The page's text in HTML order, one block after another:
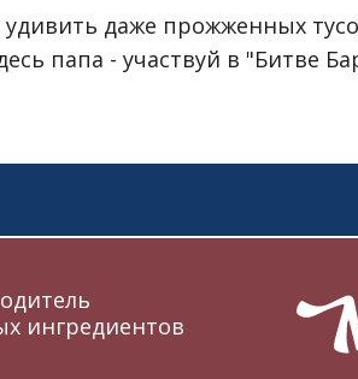
удивить даже прожженных
папа - участвуй в "Битве
ингредиентов